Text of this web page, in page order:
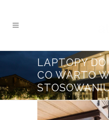
LAPTOPY
CO WARTO